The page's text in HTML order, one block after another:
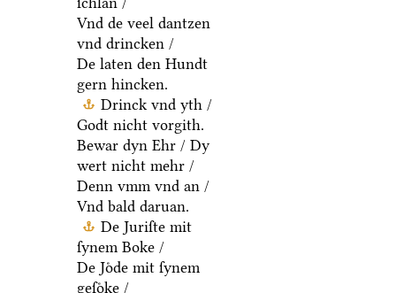
Vnd de veel dantzen
vnd drincken /
De laten den Hundt
gern hincken.
Drinck vnd yth /
Godt nicht vorgith.
Bewar dyn Ehr / Dy
wert nicht mehr /
Denn vmm vnd an /
Vnd bald daruan.
De Juriſte mit
ſynem Boke /
De Joͤde mit ſynem
geſoͤke /